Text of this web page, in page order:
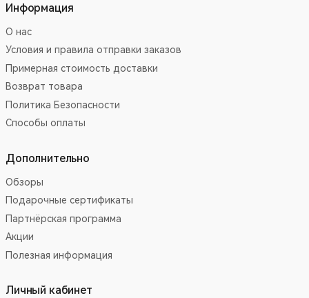
Информация
О нас
Условия и правила отправки заказов
Примерная стоимость доставки
Возврат товара
Политика Безопасности
Способы оплаты
Дополнительно
Обзоры
Подарочные сертификаты
Партнёрская программа
Акции
Полезная информация
Личный кабинет